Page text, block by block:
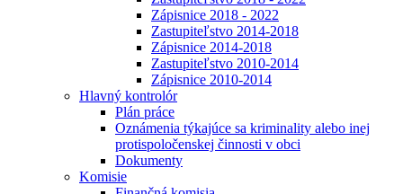
Zápisnice 2018 - 2022
Zastupiteľstvo 2014-2018
Zápisnice 2014-2018
Zastupiteľstvo 2010-2014
Zápisnice 2010-2014
Hlavný kontrolór
Plán práce
Oznámenia týkajúce sa kriminality alebo inej
protispoločenskej činnosti v obci
Dokumenty
Komisie